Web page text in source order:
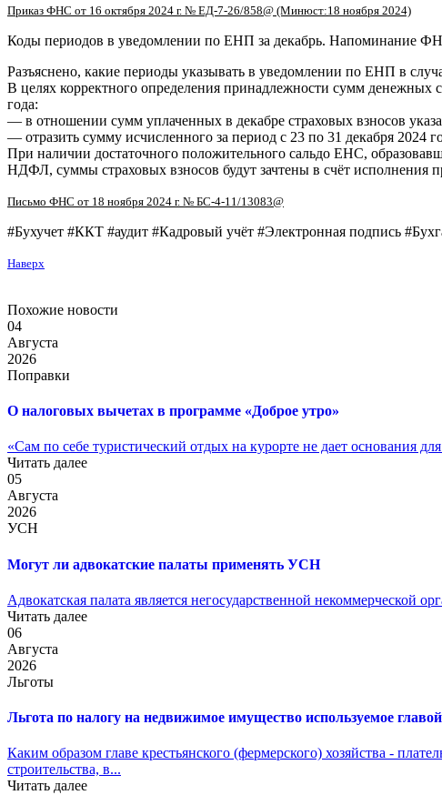
Приказ ФНС от 16 октября 2024 г. № ЕД-7-26/858@ (Минюст:18 ноября 2024)
Коды периодов в уведомлении по ЕНП за декабрь. Напоминание
Разъяснено, какие периоды указывать в уведомлении по ЕНП в
В целях корректного определения принадлежности сумм денежных
года:
— в отношении сумм уплаченных в декабре страховых взносов
— отразить сумму исчисленного за период с 23 по 31 декабря 2024
При наличии достаточного положительного сальдо ЕНС,
НДФЛ, суммы страховых взносов будут зачтены в счёт исполнения
Письмо ФНС от 18 ноября 2024 г. № БС-4-11/13083@
#Бухучет #ККТ #аудит #Кадровый учёт #Электронная подпись
Наверх
Похожие новости
04
Августа
2026
Поправки
О налоговых вычетах в программе «Доброе утро»
«Сам по себе туристический отдых на курорте не дает основания
Читать далее
05
Августа
2026
УСН
Могут ли адвокатские палаты применять УСН
Адвокатская палата является негосударственной некоммерческой
Читать далее
06
Августа
2026
Льготы
Льгота по налогу на недвижимое имущество используемое
Каким образом главе крестьянского (фермерского) хозяйства -
строительства, в...
Читать далее